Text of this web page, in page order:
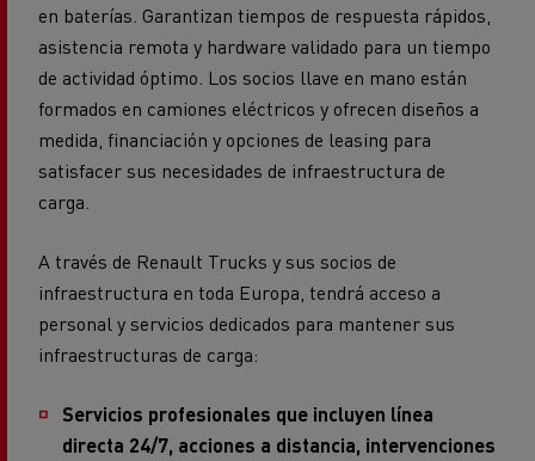
en baterías. Garantizan tiempos de respuesta rápidos,
asistencia remota y hardware validado para un tiempo
de actividad óptimo. Los socios llave en mano están
formados en camiones eléctricos y ofrecen diseños a
medida, financiación y opciones de leasing para
satisfacer sus necesidades de infraestructura de
carga.
A través de Renault Trucks y sus socios de
infraestructura en toda Europa, tendrá acceso a
personal y servicios dedicados para mantener sus
infraestructuras de carga:
Servicios profesionales que incluyen línea
directa 24/7, acciones a distancia, intervenciones